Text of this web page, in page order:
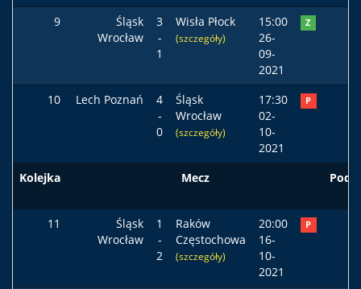
9
Śląsk
Wrocław
3
-
1
Wisła Płock
(szczegóły)
15:00
26-
09-
2021
Z
10 Lech Poznań
4
-
0
Śląsk
Wrocław
(szczegóły)
17:30
02-
10-
2021
P
Kolejka Mecz Podst
11
Śląsk
Wrocław
1
-
2
Raków
Częstochowa
(szczegóły)
20:00
16-
10-
2021
P